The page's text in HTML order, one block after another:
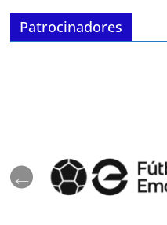
Patrocinadores